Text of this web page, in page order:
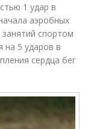
1 удар в
аэробных
спортом
на 5 ударов в
сердца бег